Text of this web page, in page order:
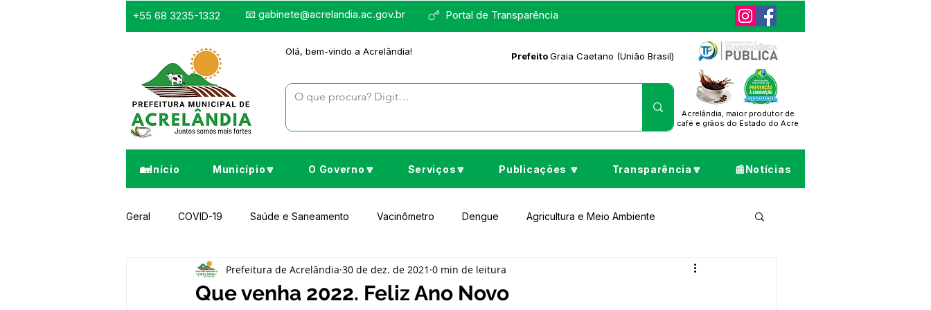
Portal de Transparência
+55 68 3235-1332 📧 gabinete@acrelandia.ac.gov.br
Olá, bem-vindo a Acrelândia! PrefeitoGraia Caetano (União Brasil)
Acrelândia, maior produtor de
café e grãos do Estado do Acre
🏡Início Município🔽 O Governo🔽 Serviços🔽 Publicações 🔽 Transparência🔽 📰Notícias
Geral COVID-19 Saúde e Saneamento Vacinômetro Dengue Agricultura e Meio Ambiente
Infraestrutura e Obras Desporto Cultura e Lazer Educação Assistência Social
Que venha 2022. Feliz Ano Novo
Prefeitura de Acrelândia 30 de dez. de 2021 0 min de leitura